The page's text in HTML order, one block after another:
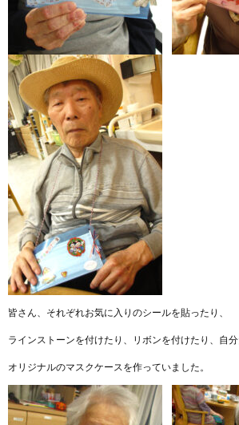
皆さん、それぞれお気に入りのシールを貼ったり、
ラインストーンを付けたり、リボンを付けたり、自
オリジナルのマスクケースを作っていました。